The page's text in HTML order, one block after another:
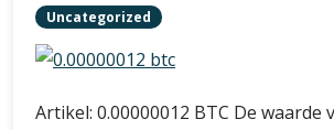
Uncategorized
Artikel: 0.00000012 BTC De waarde